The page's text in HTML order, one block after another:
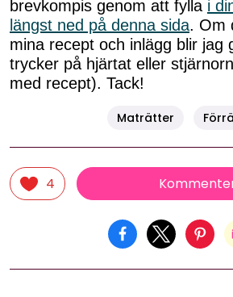
brevkompis genom att fylla i
längst ned på denna sida. Om
mina recept och inlägg blir jag
trycker på hjärtat eller
med recept). Tack!
Maträtter
4